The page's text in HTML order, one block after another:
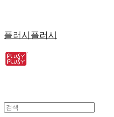
플러시플러시